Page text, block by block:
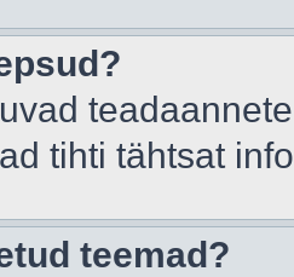
tihti tähtsat
teemad?